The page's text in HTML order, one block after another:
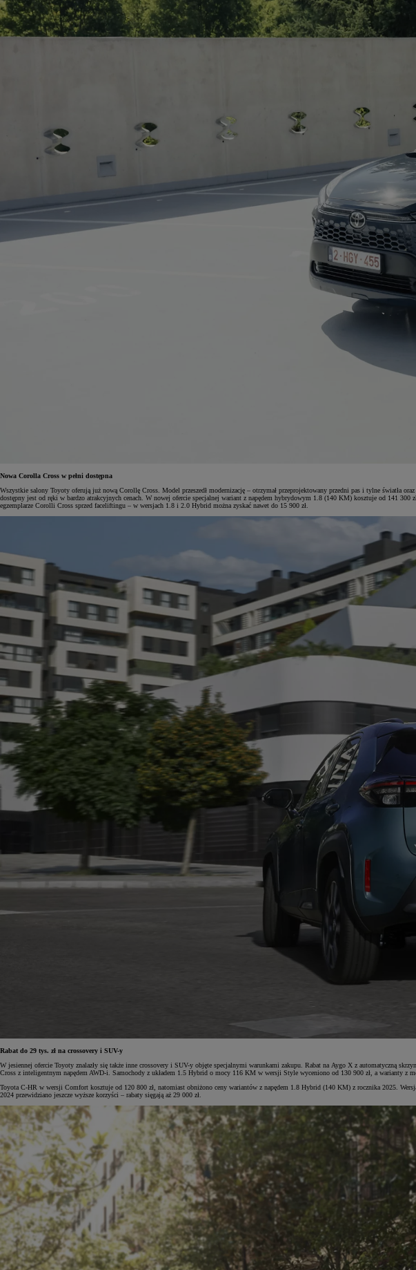
Corolla Hatchback
HYBRID
Nowa Corolla Cross w pełni dostępna
Wszystkie salony Toyoty oferują już nową Corollę Cross. Model przeszedł modernizację – otrzymał przeprojektowany przedni pas i tylne
dostępny jest od ręki w bardzo atrakcyjnych cenach. W nowej ofercie specjalnej wariant z napędem hybrydowym 1.8 (140 KM) kosztuje od 141
egzemplarze Corolli Cross sprzed faceliftingu – w wersjach 1.8 i 2.0 Hybrid można zyskać nawet do 15 900 zł.
Rabat do 29 tys. zł na crossovery i SUV-y
W jesiennej ofercie Toyoty znalazły się także inne crossovery i SUV-y objęte specjalnymi warunkami zakupu. Rabat na Aygo X z automatyczną
Cross z inteligentnym napędem AWD-i. Samochody z układem 1.5 Hybrid o mocy 116 KM w wersji Style wyceniono od 130 900 zł, a warianty z
Toyota C-HR w wersji Comfort kosztuje od 120 800 zł, natomiast obniżono ceny wariantów z napędem 1.8 Hybrid (140 KM) z rocznika 2025.
2024 przewidziano jeszcze wyższe korzyści – rabaty sięgają aż 29 000 zł.